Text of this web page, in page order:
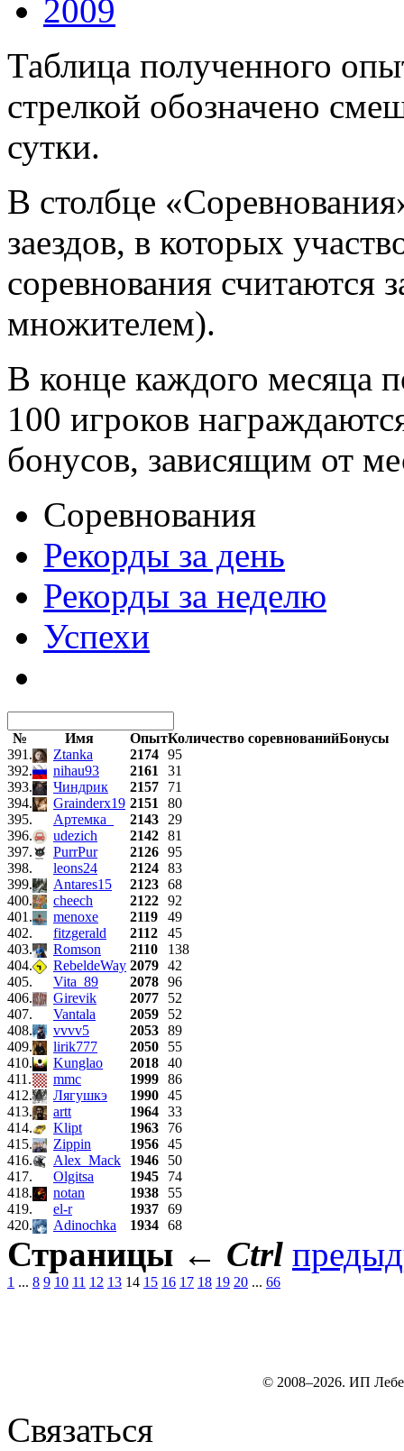
2009
Таблица полученного
стрелкой обозначено
сутки.
В столбце
заездов, в которых
соревнования считаются
множителем).
В конце каждого месяца
100 игроков
бонусов, зависящим от
Соревнования
Рекорды за день
Рекорды за неделю
Успехи
№ Имя ОпытКоличество соревнованийБонусы
391.
Ztanka 2174 95
392.
nihau93 2161
31
393.
Чиндрик 2157
71
394.
Grainderx19 2151
80
395.
Артемка_ 2143
29
396.
udezich 2142 81
397.
PurrPur 2126 95
398.
leons24 2124 83
399.
Antares15 2123 68
400.
cheech 2122 92
401.
menoxe 2119
49
402.
fitzgerald 2112
45
403.
Romson 2110
138
404.
RebeldeWay 2079 42
405.
Vita_89 2078 96
406.
Girevik 2077
52
407.
Vantala 2059
52
408.
vvvv5 2053 89
409.
lirik777 2050
55
410.
Kunglao 2018 40
411.
mmc 1999 86
412.
Лягушкэ 1990 45
413.
artt 1964 33
414.
Klipt 1963
76
415.
Zippin 1956 45
416.
Alex_Mack 1946
50
417.
Olgitsa 1945
74
418.
notan 1938
55
419.
el-r 1937 69
420.
Adinochka 1934 68
Страницы ← Ctrl
1 ... 8 9 10 11 12 13 14 15 16 17 18 19 20 ... 66
© 2008–2026. ИП
Связаться